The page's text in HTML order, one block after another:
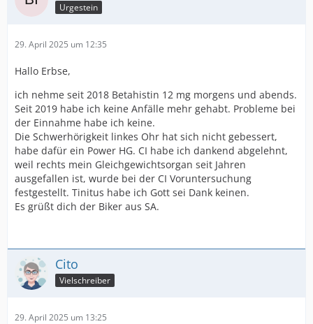
Urgestein
29. April 2025 um 12:35
Hallo Erbse,
ich nehme seit 2018 Betahistin 12 mg morgens und abends.
Seit 2019 habe ich keine Anfälle mehr gehabt. Probleme bei
der Einnahme habe ich keine.
Die Schwerhörigkeit linkes Ohr hat sich nicht gebessert,
habe dafür ein Power HG. CI habe ich dankend abgelehnt,
weil rechts mein Gleichgewichtsorgan seit Jahren
ausgefallen ist, wurde bei der CI Voruntersuchung
festgestellt. Tinitus habe ich Gott sei Dank keinen.
Es grüßt dich der Biker aus SA.
Cito
Vielschreiber
29. April 2025 um 13:25